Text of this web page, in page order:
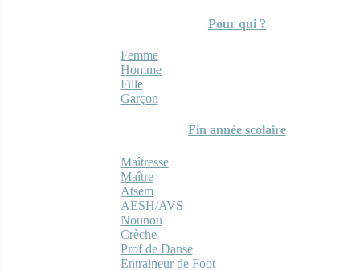
Pour qui ?
Femme
Homme
Fille
Garçon
Fin année scolaire
Maîtresse
Maître
Atsem
AESH/AVS
Nounou
Crèche
Prof de Danse
Entraineur de Foot